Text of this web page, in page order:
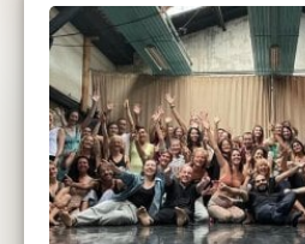
de l'être continue*
Prenons ensemble le
corps, cette incarnation
enseignements de toutes
année*** Oui car ce sont
danses, que l'on intègre et
de nos ressourses
nous promettent dans
futur printemps :)